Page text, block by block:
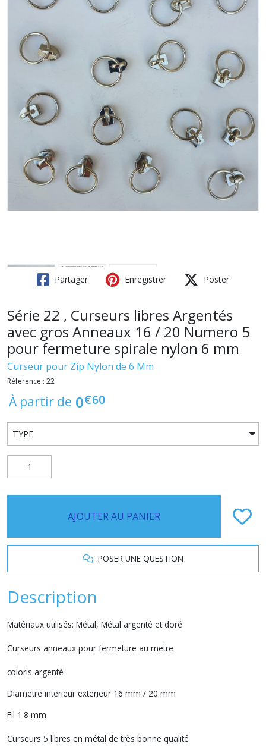
Partager Enregistrer Poster
Série 22 , Curseurs libres Argentés
avec gros Anneaux 16 / 20 Numero 5
pour fermeture spirale nylon 6 mm
Curseur pour Zip Nylon de 6 Mm
Référence : 22
À partir de 0€60
AJOUTER AU PANIER
POSER UNE QUESTION
Description
Matériaux utilisés: Métal, Métal argenté et doré
Curseurs anneaux pour fermeture au metre
coloris argenté
Diametre interieur exterieur 16 mm / 20 mm
Fil 1.8 mm
Curseurs 5 libres en métal de très bonne qualité